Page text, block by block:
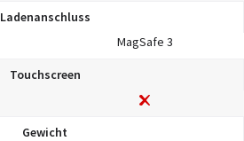
Ladenanschluss
MagSafe 3
Touchscreen
Gewicht